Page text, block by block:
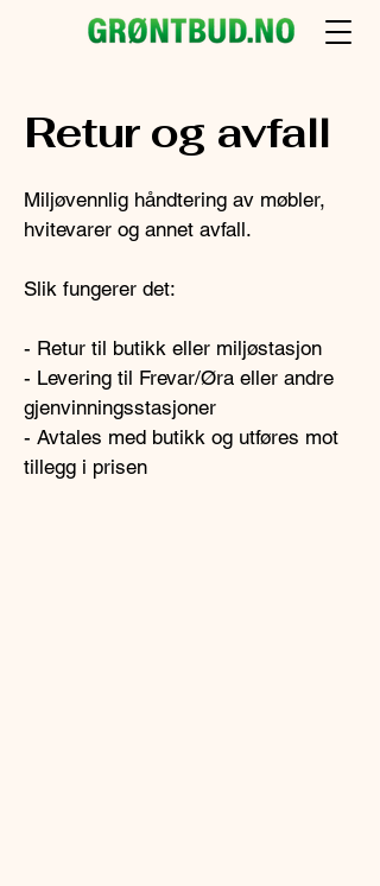
Miljøvennlig håndtering av møbler,
hvitevarer og annet avfall.
Slik fungerer det:
- Retur til butikk eller miljøstasjon
- Levering til Frevar/Øra eller andre
gjenvinningsstasjoner
- Avtales med butikk og utføres mot
tillegg i prisen
Retur og avfall